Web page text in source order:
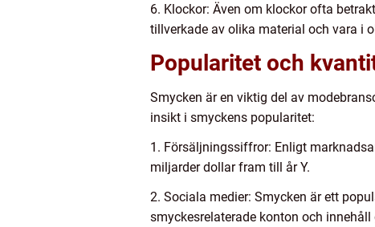
6. Klockor: Även om klockor ofta
tillverkade av olika material och vara i
Popularitet och
Smycken är en viktig del av
insikt i smyckens popularitet:
1. Försäljningssiffror: Enligt
miljarder dollar fram till år Y.
2. Sociala medier: Smycken är ett
smyckesrelaterade konton och